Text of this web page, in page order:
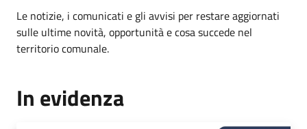
Le notizie, i comunicati e gli avvisi per restare aggiornati
sulle ultime novità, opportunità e cosa succede nel
territorio comunale.
In evidenza